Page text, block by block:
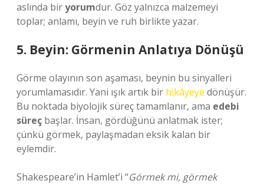
aslında biryorumdur. Göz yalnızca malzemeyi
toplar; anlamı, beyin ve ruh birlikte yazar.
5. Beyin: Görmenin Anlatıya Dönüşü
Görme olayının son aşaması, beynin bu sinyalleri
yorumlamasıdır. Yani ışık artık bir hikâyeye dönüşür.
Bu noktada biyolojik süreç tamamlanır, ama edebi
süreç başlar. İnsan, gördüğünü anlatmak ister;
çünkü görmek, paylaşmadan eksik kalan bir
eylemdir.
Shakespeare’in Hamlet’i “Görmek mi, görmek